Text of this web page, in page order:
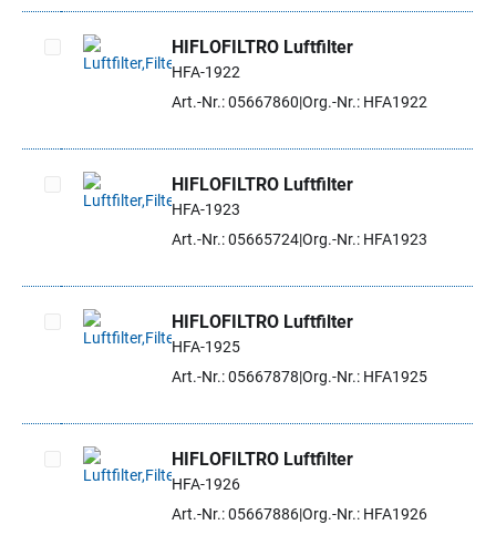
Artikel auswählen
HIFLOFILTRO Luftfilter
HFA-1922
Art.-Nr.: 05667860 Org.-Nr.: HFA1922
Artikel auswählen
HIFLOFILTRO Luftfilter
HFA-1923
Art.-Nr.: 05665724Org.-Nr.: HFA1923
Artikel auswählen
HIFLOFILTRO Luftfilter
HFA-1925
Art.-Nr.: 05667878 Org.-Nr.: HFA1925
Artikel auswählen
HIFLOFILTRO Luftfilter
HFA-1926
Art.-Nr.: 05667886Org.-Nr.: HFA1926